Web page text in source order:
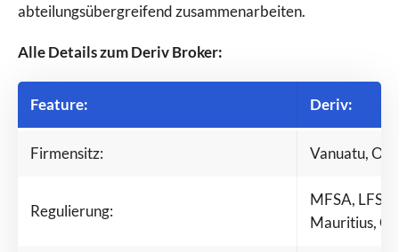
abteilungsübergreifend zusammenarbeiten.
Alle Details zum Deriv Broker:
Feature: Deriv:
Firmensitz: Vanuatu,
Regulierung:
MFSA,
Mauritius,